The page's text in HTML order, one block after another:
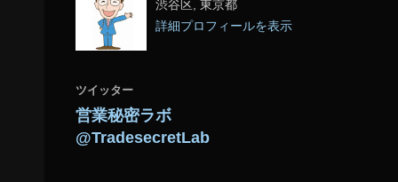
渋谷区, 東京都
詳細プロフィールを表示
ツイッター
営業秘密ラボ
@TradesecretLab